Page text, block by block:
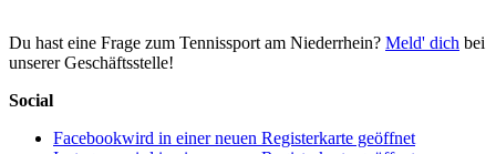
Du hast eine Frage zum Tennissport am Niederrhein? Meld' dich bei
unserer Geschäftsstelle!
Social
Facebookwird in einer neuen Registerkarte geöffnet